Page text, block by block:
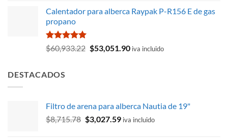
de 5
original
$8,304.88.
actual
Calentador para alberca Raypak P-R156 E de gas
propano
Valorado
con
$60,933.22 El
$53,051.90Eliva incluido
DESTACADOS
Filtro de arena para alberca Nautia de 19"
$8,715.78 El
$3,027.59Eliva incluido